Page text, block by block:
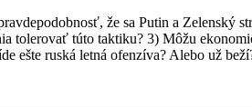
že sa Putin a Zelenský
tolerovať túto taktiku? 3) Môžu
ešte ruská letná ofenzíva? Alebo už